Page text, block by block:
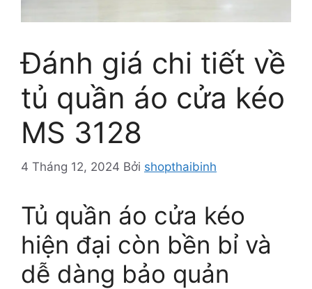
Đánh giá chi tiết về
tủ quần áo cửa kéo
MS 3128
4 Tháng 12, 2024 Bởi shopthaibinh
Tủ quần áo cửa kéo
hiện đại còn bền bỉ và
dễ dàng bảo quản